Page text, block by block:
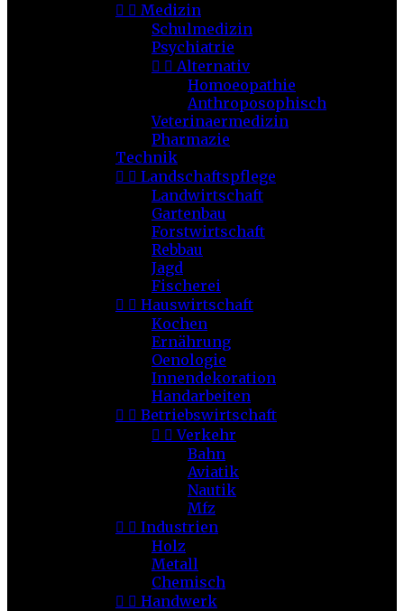
  Medizin
Schulmedizin
Psychiatrie
  Alternativ
Homoeopathie
Anthroposophisch
Veterinaermedizin
Pharmazie
Technik
  Landschaftspflege
Landwirtschaft
Gartenbau
Forstwirtschaft
Rebbau
Jagd
Fischerei
  Hauswirtschaft
Kochen
Ernährung
Oenologie
Innendekoration
Handarbeiten
  Betriebswirtschaft
  Verkehr
Bahn
Aviatik
Nautik
Mfz
  Industrien
Holz
Metall
Chemisch
  Handwerk